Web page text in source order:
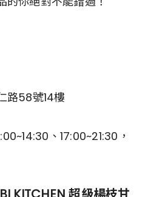
路58號14樓
、17:00~21:30，